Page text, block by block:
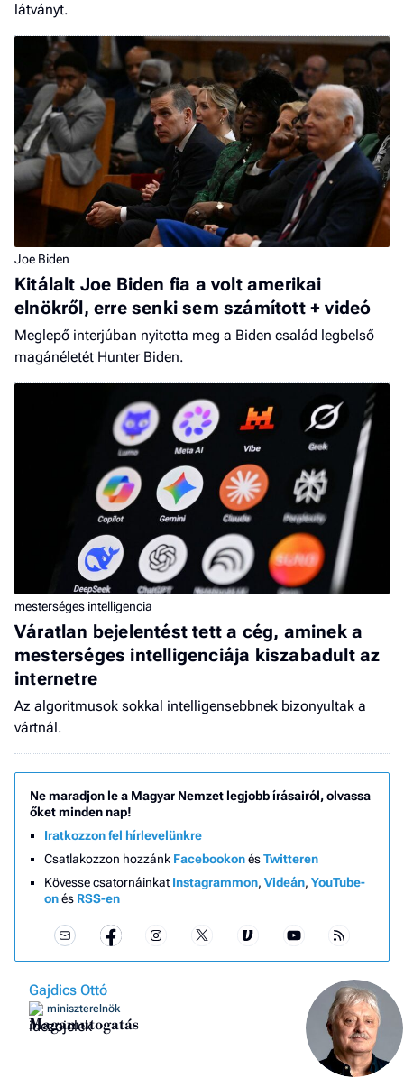
látványt.
Joe Biden
Kitálalt Joe Biden fia a volt amerikai
elnökről, erre senki sem számított + videó
Meglepő interjúban nyitotta meg a Biden család legbelső
magánéletét Hunter Biden.
mesterséges intelligencia
Váratlan bejelentést tett a cég, aminek a
mesterséges intelligenciája kiszabadult az
internetre
Az algoritmusok sokkal intelligensebbnek bizonyultak a
vártnál.
Ne maradjon le a Magyar Nemzet legjobb írásairól, olvassa
őket minden nap!
Iratkozzon fel hírlevelünkre
Csatlakozzon hozzánk FacebookonésTwitteren
Kövesse csatornáinkat Instagrammon, Videán, YouTube-
onés RSS-en
Gajdics Ottó
miniszterelnök
Magamutogatás